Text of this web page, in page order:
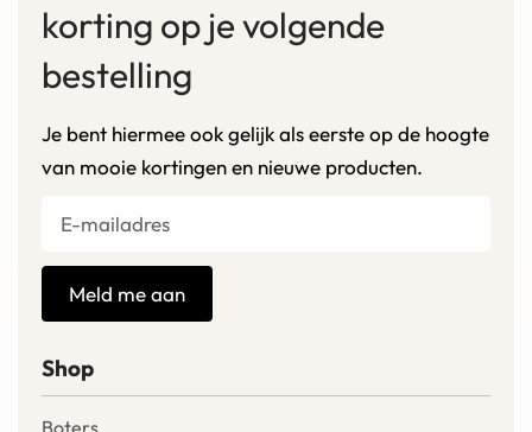
korting op je volgende
bestelling
Je bent hiermee ook gelijk als eerste op de hoogte
van mooie kortingen en nieuwe producten.
Meld me aan
Shop